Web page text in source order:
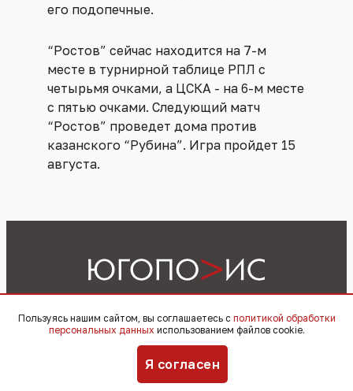
его подопечные.
“Ростов” сейчас находится на 7-м
месте в турнирной таблице РПЛ с
четырьмя очками, а ЦСКА - на 6-м месте
с пятью очками. Следующий матч
“Ростов” проведет дома против
казанского “Рубина”. Игра пройдет 15
августа.
Реклама Материалы Видеоподкасты
Пользуясь нашим сайтом, вы соглашаетесь с политикой обработки
персональных данных использованием файлов cookie.
Я согласен